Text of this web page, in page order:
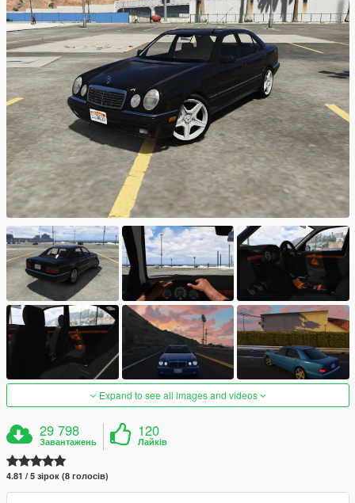
Expand to see all images and videos
29 798
Завантажень
120
Лайків
4.81 / 5 зірок (8 голосів)